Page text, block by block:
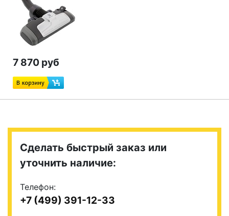
7 870 руб
Сделать быстрый заказ или
уточнить наличие:
Телефон:
+7 (499) 391-12-33